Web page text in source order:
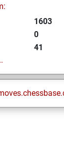
1603
0
41